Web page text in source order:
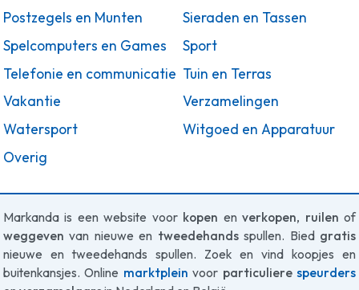
Postzegels en Munten
Sieraden en Tassen
Spelcomputers en Games
Sport
Telefonie en communicatie Tuin en Terras
Vakantie
Verzamelingen
Watersport
Witgoed en Apparatuur
Overig
Markanda is een website voor kopen enverkopen, ruilen of
weggeven van nieuwe en tweedehandsspullen. Bied gratis
nieuwe en tweedehands spullen. Zoek en vind koopjes en
buitenkansjes. Online marktplein voor particulierespeurders